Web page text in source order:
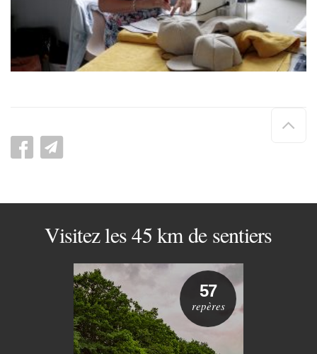
de
Visitez les 45 km de sentiers
57
repères